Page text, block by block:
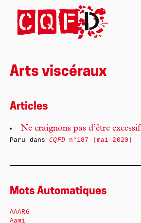
Arts viscéraux
Articles
Ne craignons pas d’être excessif
Paru dansCQFDn°187 (mai 2020)
Mots Automatiques
AAARG
Aami